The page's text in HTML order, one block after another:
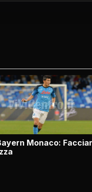
Monaco: